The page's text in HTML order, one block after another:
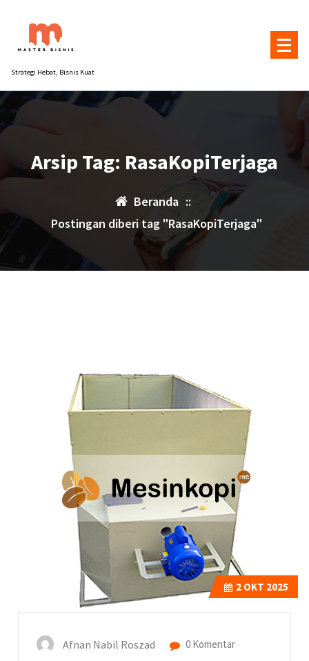
konten
Strategi Hebat, Bisnis Kuat
Arsip Tag: RasaKopiTerjaga
Beranda ::
Postingan diberi tag "RasaKopiTerjaga"
2 OKT 2025
Afnan Nabil Roszad 0 Komentar